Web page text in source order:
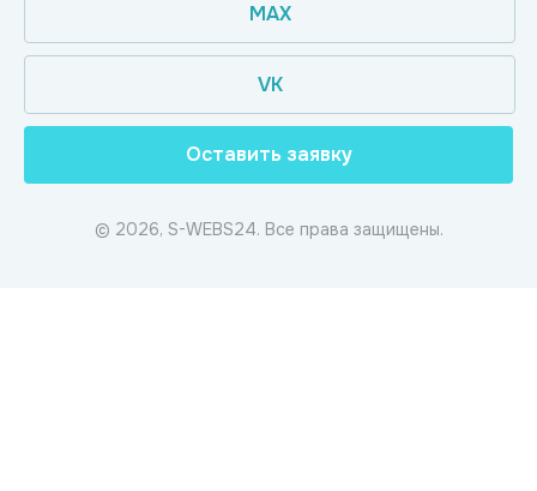
MAX
VK
Оставить заявку
© 2026, S-WEBS24. Все права защищены.